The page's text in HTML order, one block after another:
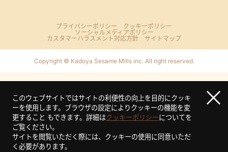
プライバシーポリシー
クッキーポリシー
ソーシャルメディアポリシー
カスタマーハラスメント対応方針
サイトマップ
Copyright © Kadoya Sesame Mills inc. All right reserved.
このウェブサイトではサイトの利便性の向上を目的にクッキ
ーを使用します。ブラウザの設定によりクッキーの機能を変
更すること もできます。 詳細はクッキーポリシーについてを
ご覧ください。
サイトを閲覧いただく際には、クッキーの使用に同意いただ
く必要があります。